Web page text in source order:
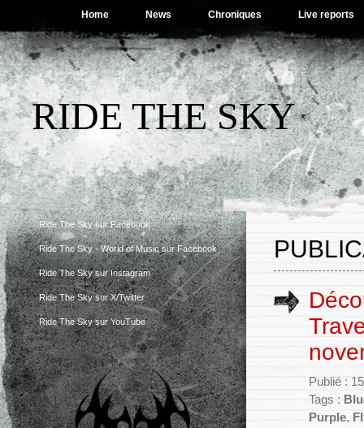
Home News Chroniques Live reports
RIDE THE SKY
Ride The Sky sur Facebook
Ride The Sky - World of Music sur Facebook
Ride The Sky sur Instagram
Ride The Sky sur X/Twitter
Ride The Sky sur YouTube
Publié :
Tags :
Purple,